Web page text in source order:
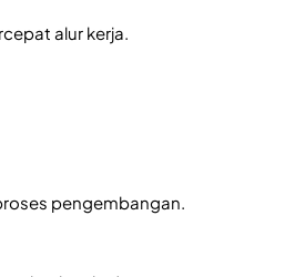
alur kerja.
pengembangan.